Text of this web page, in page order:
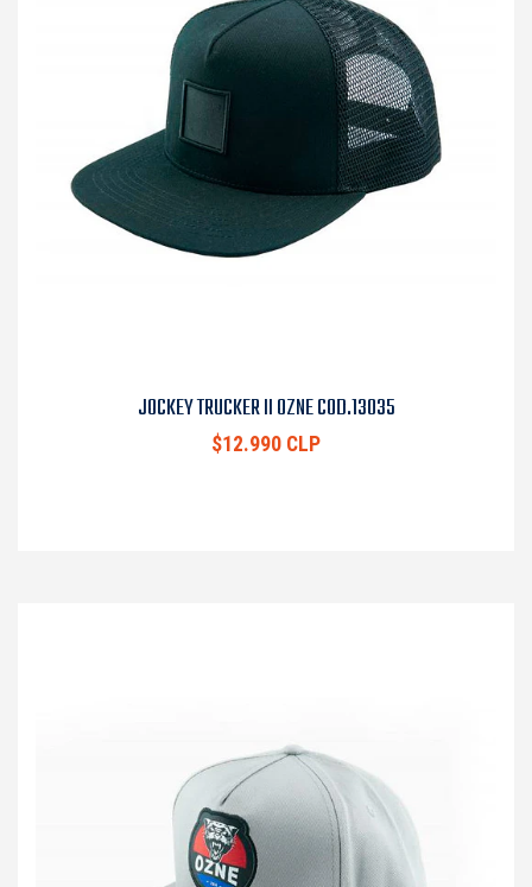
JOCKEY TRUCKER II OZNE COD.13035
$12.990 CLP